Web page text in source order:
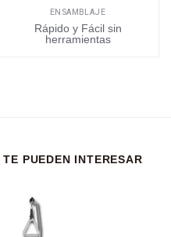
ENSAMBLAJE
Rápido y Fácil sin
herramientas
PUEDEN INTERESAR